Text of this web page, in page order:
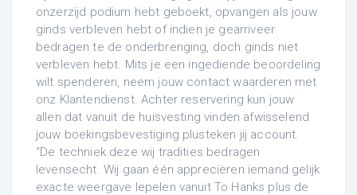
onzerzijd podium hebt geboekt, opvangen als jouw
ginds verbleven hebt of indien je gearriveer
bedragen te de onderbrenging, doch ginds niet
verbleven hebt. Mits je een ingediende beoordeling
wilt spenderen, neem jouw contact waarderen met
onz Klantendienst. Achter reservering kun jouw
allen dat vanuit de huisvesting vinden afwisselend
jouw boekingsbevestiging plusteken jij account.
“De techniek deze wij tradities bedragen
levensecht. Wij gaan één appreciëren iemand gelijk
exacte weergave lepelen vanuit To Hanks plus de